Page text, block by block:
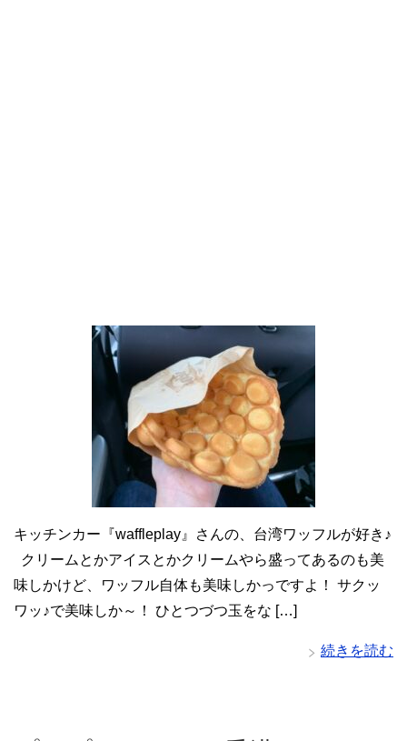
キッチンカー『waffleplay』さんの、台湾ワッフルが好き♪
クリームとかアイスとかクリームやら盛ってあるのも美
味しかけど、ワッフル自体も美味しかっですよ！ サクッ
ワッ♪で美味しか～！ ひとつづつ玉をな […]
続きを読む